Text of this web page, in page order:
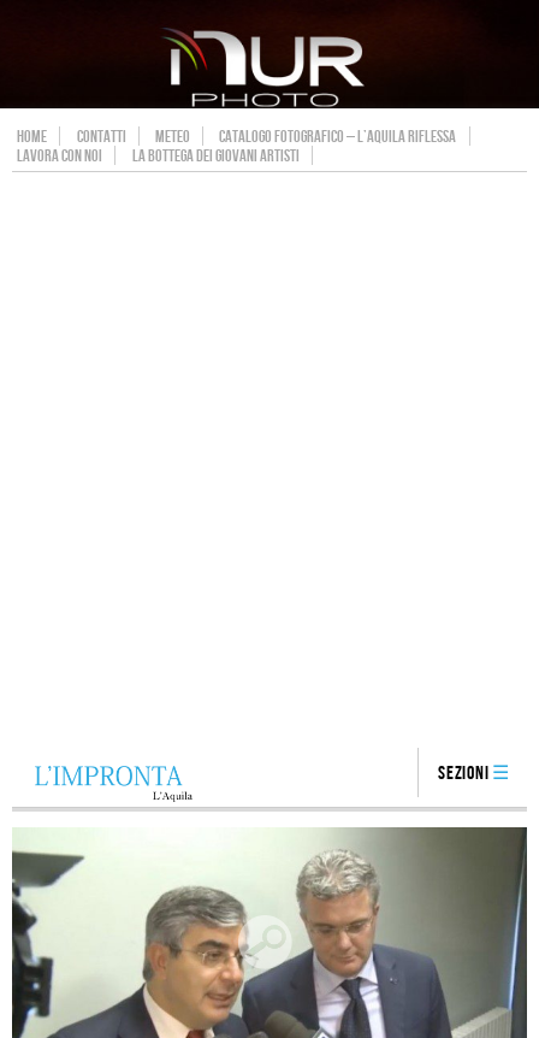
HOME CONTATTI METEO
CATALOGO FOTOGRAFICO – L’AQUILA RIFLESSA
LAVORA CON NOI
LA BOTTEGA DEI GIOVANI ARTISTI
Sezioni